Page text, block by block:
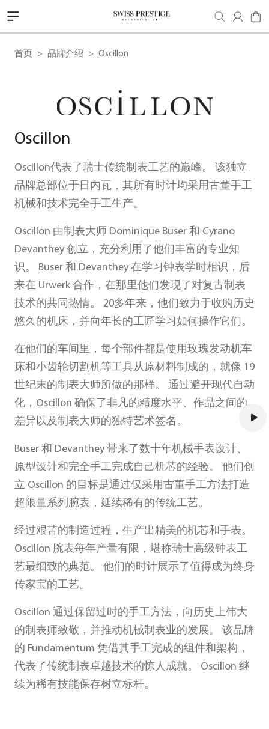
首页 品牌介绍 Oscillon
Oscillon
Oscillon代表了瑞士传统制表工艺的巅峰。 该独立
品牌总部位于日内瓦，其所有时计均采用古董手工
机械和技术完全手工生产。
Oscillon 由制表大师 Dominique Buser 和 Cyrano
Devanthey 创立，充分利用了他们丰富的专业知
识。 Buser 和 Devanthey 在学习钟表学时相识，后
来在 Urwerk 合作，在那里他们发现了对复古制表
技术的共同热情。 20多年来，他们致力于收购历史
悠久的机床，并向年长的工匠学习如何操作它们。
在他们的车间里，每个部件都是使用玫瑰发动机车
床和小齿轮切割机等工具从原材料制成的，就像 19
世纪末的制表大师所做的那样。 通过避开现代自动
化，Oscillon 确保了非凡的精度水平、作品之间的
差异以及制表大师的独特艺术签名。
Buser 和 Devanthey 带来了数十年机械手表设计、
原型设计和完全手工完成自己机芯的经验。 他们创
立 Oscillon 的目标是通过仅采用古董手工方法打造
超限量系列腕表，延续稀有的传统工艺。
经过艰苦的制造过程，生产出精美的机芯和手表。
Oscillon 腕表每年产量有限，堪称瑞士高级钟表工
艺最细致的典范。 他们的时计展示了值得成为终身
传家宝的工艺。
Oscillon 通过保留过时的手工方法，向历史上伟大
的制表师致敬，并推动机械制表业的发展。 该品牌
的 Fundamentum 凭借其手工完成的组件和架构，
代表了传统制表卓越技术的惊人成就。 Oscillon 继
续为稀有技能保存树立标杆。